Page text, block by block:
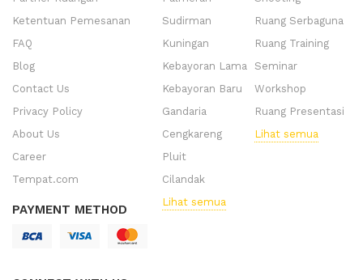
Ketentuan Pemesanan
FAQ
Blog
Contact Us
Privacy Policy
About Us
Career
Tempat.com
PAYMENT METHOD
Sudirman
Kuningan
Kebayoran Lama
Kebayoran Baru
Gandaria
Cengkareng
Pluit
Cilandak
Lihat semua
Ruang Serbaguna
Ruang Training
Seminar
Workshop
Ruang Presentasi
Lihat semua